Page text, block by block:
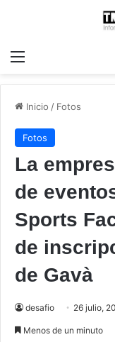
Inicio / Fotos
Fotos
La
de
Sports
de
de Gavà
desafio 26 julio,
Menos de un minuto